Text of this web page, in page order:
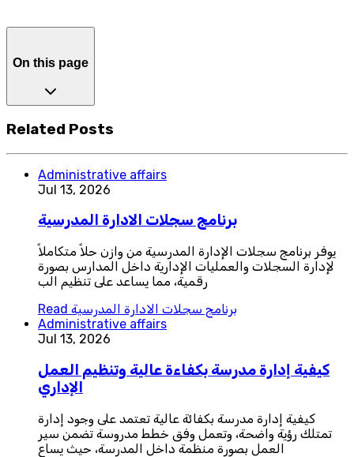
On this page
Related Posts
Administrative affairs
Jul 13, 2026
برنامج سجلات الادارة المدرسية
يوفر برنامج سجلات الإدارة المدرسية من وازن حلاً متكاملاً
لإدارة السجلات والعمليات الإدارية داخل المدارس بصورة
رقمية، مما يساعد على تنظيم الب
Read برنامج سجلات الادارة المدرسية
Administrative affairs
Jul 13, 2026
كيفية إدارة مدرسة بكفاءة عالية وتنظيم العمل
الإداري
كيفية إدارة مدرسة بكفائة عالية تعتمد على وجود إدارة
تمتلك رؤية واضحة، وتعمل وفق خطط مدروسة تضمن سير
العمل بصورة منظمة داخل المدرسة، حيث يساع